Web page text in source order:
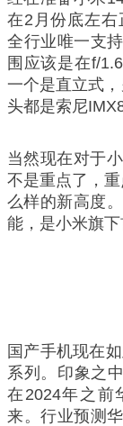
在2月份底左右
全行业唯一支
围应该是在f/
一个是直立式
头都是索尼
当然现在对于
不是重点了，
么样的新高度
能，是小米旗下
国产手机现在
系列。印象之
在2024年之
来。行业预测